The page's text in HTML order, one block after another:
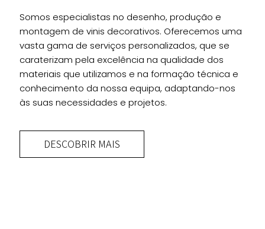
Somos especialistas no desenho, produção e
montagem de vinis decorativos. Oferecemos uma
vasta gama de serviços personalizados, que se
caraterizam pela excelência na qualidade dos
materiais que utilizamos e na formação técnica e
conhecimento da nossa equipa, adaptando-nos
às suas necessidades e projetos.
DESCOBRIR MAIS